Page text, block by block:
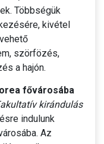
Többségük
kivétel
szörfözés,
a hajón.
fővárosába
kirándulás
indulunk
Az